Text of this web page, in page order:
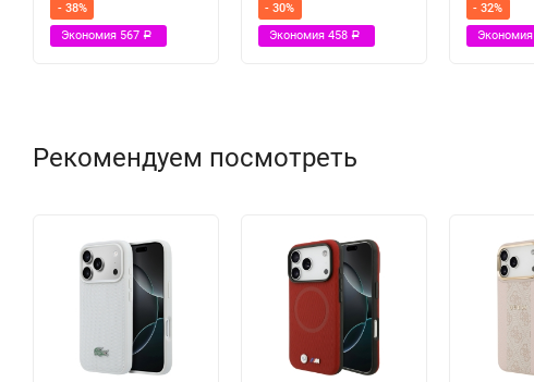
- 38%
Экономия 567 Р
- 30%
Экономия 458 Р
- 32%
Экономия
Рекомендуем посмотреть